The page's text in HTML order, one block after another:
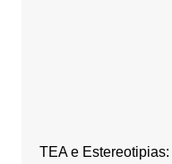
TEA e